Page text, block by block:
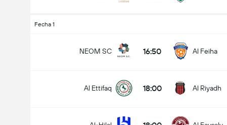
Fecha 1
NEOM SC 16:50 Al Feiha
Al Ettifaq 18:00 Al Riyadh